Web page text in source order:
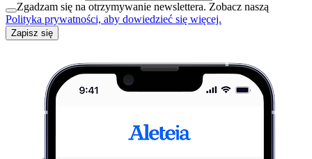
Zgadzam się na otrzymywanie newslettera. Zobacz naszą
Polityka prywatności, aby dowiedzieć się więcej.
Zapisz się